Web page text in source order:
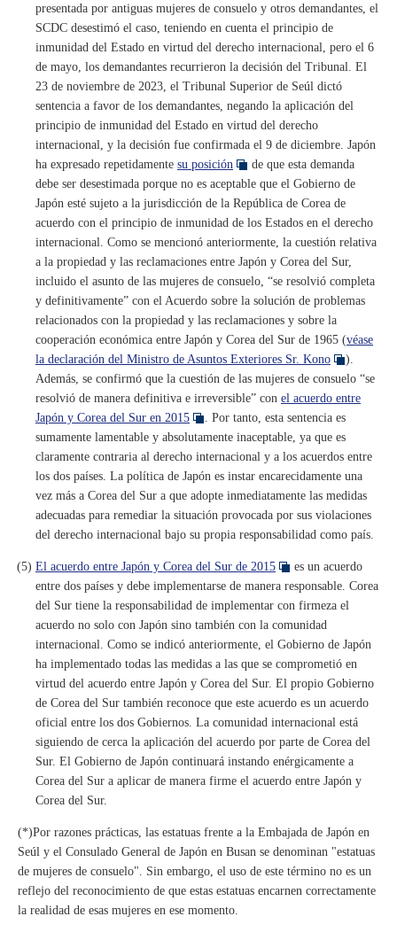
presentada por antiguas mujeres de consuelo y otros demandantes, el
SCDC desestimó el caso, teniendo en cuenta el principio de
inmunidad del Estado en virtud del derecho internacional, pero el 6
de mayo, los demandantes recurrieron la decisión del Tribunal. El
23 de noviembre de 2023, el Tribunal Superior de Seúl dictó
sentencia a favor de los demandantes, negando la aplicación del
principio de inmunidad del Estado en virtud del derecho
internacional, y la decisión fue confirmada el 9 de diciembre. Japón
ha expresado repetidamente su posición
de que esta demanda
debe ser desestimada porque no es aceptable que el Gobierno de
Japón esté sujeto a la jurisdicción de la República de Corea de
acuerdo con el principio de inmunidad de los Estados en el derecho
internacional. Como se mencionó anteriormente, la cuestión relativa
a la propiedad y las reclamaciones entre Japón y Corea del Sur,
incluido el asunto de las mujeres de consuelo, “se resolvió completa
y definitivamente” con el Acuerdo sobre la solución de problemas
relacionados con la propiedad y las reclamaciones y sobre la
cooperación económica entre Japón y Corea del Sur de 1965 (véase
la declaración del Ministro de Asuntos Exteriores Sr. Kono
).
Además, se confirmó que la cuestión de las mujeres de consuelo “se
resolvió de manera definitiva e irreversible” con el acuerdo entre
Japón y Corea del Sur en 2015
. Por tanto, esta sentencia es
sumamente lamentable y absolutamente inaceptable, ya que es
claramente contraria al derecho internacional y a los acuerdos entre
los dos países. La política de Japón es instar encarecidamente una
vez más a Corea del Sur a que adopte inmediatamente las medidas
adecuadas para remediar la situación provocada por sus violaciones
del derecho internacional bajo su propia responsabilidad como país.
(5) El acuerdo entre Japón y Corea del Sur de 2015
es un acuerdo
entre dos países y debe implementarse de manera responsable. Corea
del Sur tiene la responsabilidad de implementar con firmeza el
acuerdo no solo con Japón sino también con la comunidad
internacional. Como se indicó anteriormente, el Gobierno de Japón
ha implementado todas las medidas a las que se comprometió en
virtud del acuerdo entre Japón y Corea del Sur. El propio Gobierno
de Corea del Sur también reconoce que este acuerdo es un acuerdo
oficial entre los dos Gobiernos. La comunidad internacional está
siguiendo de cerca la aplicación del acuerdo por parte de Corea del
Sur. El Gobierno de Japón continuará instando enérgicamente a
Corea del Sur a aplicar de manera firme el acuerdo entre Japón y
Corea del Sur.
(*)Por razones prácticas, las estatuas frente a la Embajada de Japón en
Seúl y el Consulado General de Japón en Busan se denominan "estatuas
de mujeres de consuelo". Sin embargo, el uso de este término no es un
reflejo del reconocimiento de que estas estatuas encarnen correctamente
la realidad de esas mujeres en ese momento.